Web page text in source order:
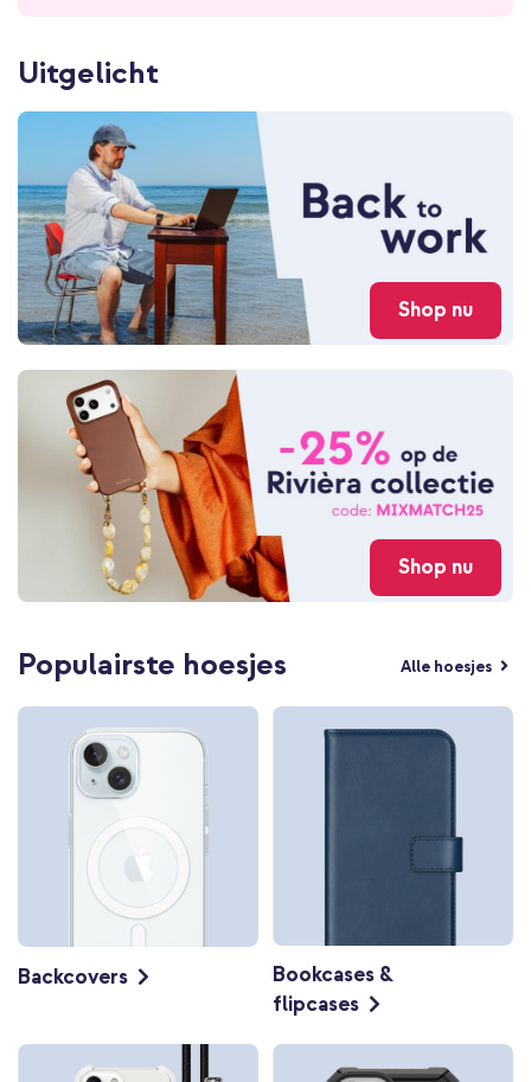
Uitgelicht
Shop nu
Shop nu
Populairste hoesjes Alle hoesjes
Backcovers
Bookcases &
flipcases